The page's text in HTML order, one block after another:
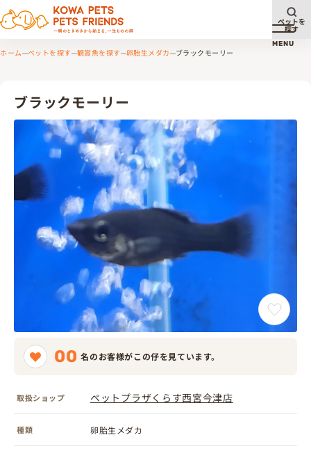
メニ
MENU
ペットを
探す
ホーム ペットを探す 観賞魚を探す 卵胎生メダカ ブラックモーリー
ブラックモーリー
00 名のお客様がこの仔を見ています。
取扱ショップ ペットプラザくらす西宮今津店
種類 卵胎生メダカ